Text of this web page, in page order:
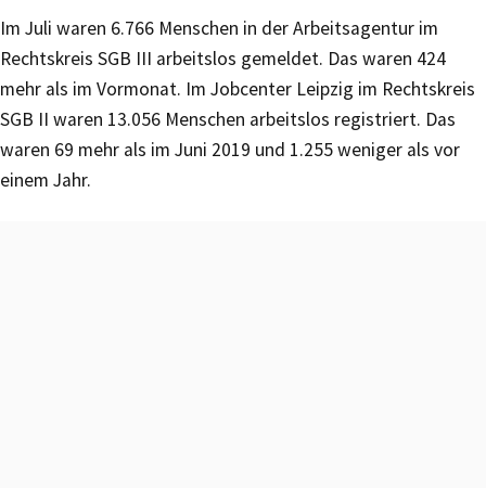
Im Juli waren 6.766 Menschen in der Arbeitsagentur im
Rechtskreis SGB III arbeitslos gemeldet. Das waren 424
mehr als im Vormonat. Im Jobcenter Leipzig im Rechtskreis
SGB II waren 13.056 Menschen arbeitslos registriert. Das
waren 69 mehr als im Juni 2019 und 1.255 weniger als vor
einem Jahr.